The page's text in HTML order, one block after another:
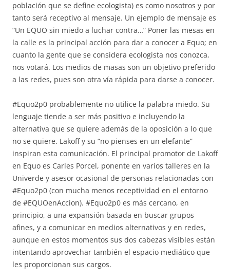
población que se define ecologista) es como nosotros y por
tanto será receptivo al mensaje. Un ejemplo de mensaje es
“Un EQUO sin miedo a luchar contra…” Poner las mesas en
la calle es la principal acción para dar a conocer a Equo; en
cuanto la gente que se considera ecologista nos conozca,
nos votará. Los medios de masas son un objetivo preferido
a las redes, pues son otra vía rápida para darse a conocer.
#Equo2p0 probablemente no utilice la palabra miedo. Su
lenguaje tiende a ser más positivo e incluyendo la
alternativa que se quiere además de la oposición a lo que
no se quiere. Lakoff y su “no pienses en un elefante”
inspiran esta comunicación. El principal promotor de Lakoff
en Equo es Carles Porcel, ponente en varios talleres en la
Univerde y asesor ocasional de personas relacionadas con
#Equo2p0 (con mucha menos receptividad en el entorno
de #EQUOenAccion). #Equo2p0 es más cercano, en
principio, a una expansión basada en buscar grupos
afines, y a comunicar en medios alternativos y en redes,
aunque en estos momentos sus dos cabezas visibles están
intentando aprovechar también el espacio mediático que
les proporcionan sus cargos.